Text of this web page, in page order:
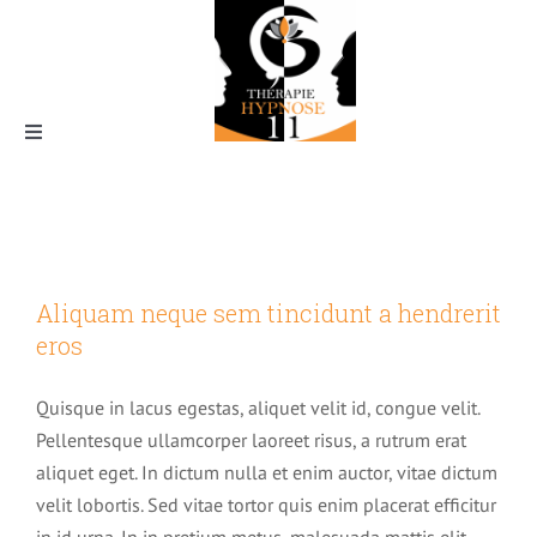
Toggle
Les formations
Photography
Aliquam neque sem tincidunt a hendrerit
eros
Quisque in lacus egestas, aliquet velit id, congue velit.
Pellentesque ullamcorper laoreet risus, a rutrum erat
aliquet eget. In dictum nulla et enim auctor, vitae dictum
velit lobortis. Sed vitae tortor quis enim placerat efficitur